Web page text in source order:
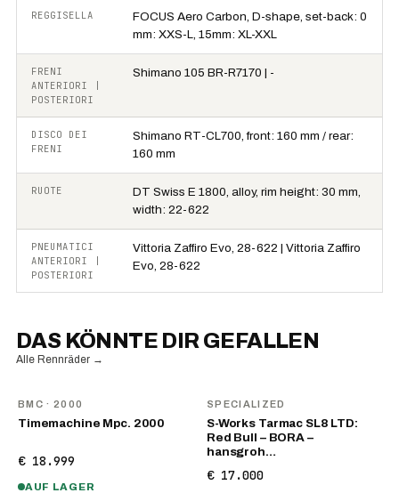
REGGISELLA
FOCUS Aero Carbon, D-shape, set-back: 0
mm: XXS-L, 15mm: XL-XXL
FRENI
ANTERIORI |
POSTERIORI
Shimano 105 BR-R7170 | -
DISCO DEI
FRENI
Shimano RT-CL700, front: 160 mm / rear:
160 mm
RUOTE
DT Swiss E 1800, alloy, rim height: 30 mm,
width: 22-622
PNEUMATICI
ANTERIORI |
POSTERIORI
Vittoria Zaffiro Evo, 28-622 | Vittoria Zaffiro
Evo, 28-622
DAS KÖNNTE DIR GEFALLEN
Alle Rennräder →
BMC · 2000
Timemachine Mpc. 2000
€ 18.999
AUF LAGER
SPECIALIZED
S-Works Tarmac SL8 LTD:
Red Bull – BORA –
hansgroh…
€ 17.000